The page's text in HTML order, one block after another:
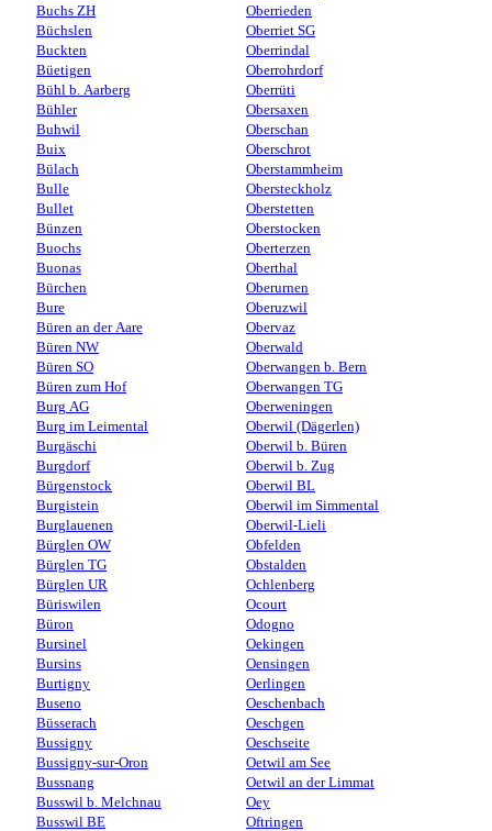
Buchs ZH
Büchslen
Buckten
Büetigen
Bühl b. Aarberg
Bühler
Buhwil
Buix
Bülach
Bulle
Bullet
Bünzen
Buochs
Buonas
Bürchen
Bure
Büren an der Aare
Büren NW
Büren SO
Büren zum Hof
Burg AG
Burg im Leimental
Burgäschi
Burgdorf
Bürgenstock
Burgistein
Burglauenen
Bürglen OW
Bürglen TG
Bürglen UR
Büriswilen
Büron
Bursinel
Bursins
Burtigny
Buseno
Büsserach
Bussigny
Bussigny-sur-Oron
Bussnang
Busswil b. Melchnau
Busswil BE
Oberrieden
Oberriet SG
Oberrindal
Oberrohrdorf
Oberrüti
Obersaxen
Oberschan
Oberschrot
Oberstammheim
Obersteckholz
Oberstetten
Oberstocken
Oberterzen
Oberthal
Oberurnen
Oberuzwil
Obervaz
Oberwald
Oberwangen b. Bern
Oberwangen TG
Oberweningen
Oberwil (Dägerlen)
Oberwil b. Büren
Oberwil b. Zug
Oberwil BL
Oberwil im Simmental
Oberwil-Lieli
Obfelden
Obstalden
Ochlenberg
Ocourt
Odogno
Oekingen
Oensingen
Oerlingen
Oeschenbach
Oeschgen
Oeschseite
Oetwil am See
Oetwil an der Limmat
Oey
Oftringen